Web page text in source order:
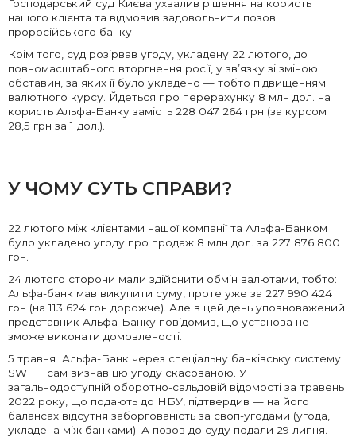
Господарський суд Києва ухвалив рішення на користь
нашого клієнта та відмовив задовольнити позов
проросійського банку.
Крім того, суд розірвав угоду, укладену 22 лютого, до
повномасштабного вторгнення росії, у зв’язку зі зміною
обставин, за яких її було укладено — тобто підвищенням
валютного курсу. Йдеться про перерахунку 8 млн дол. на
користь Альфа-Банку замість 228 047 264 грн (за курсом
28,5 грн за 1 дол.).
У ЧОМУ СУТЬ СПРАВИ?
22 лютого між клієнтами нашої компанії та Альфа-Банком
було укладено угоду про продаж 8 млн дол. за 227 876 800
грн.
24 лютого сторони мали здійснити обмін валютами, тобто:
Альфа-банк мав викупити суму, проте уже за 227 990 424
грн (на 113 624 грн дорожче). Але в цей день уповноважений
представник Альфа-Банку повідомив, що установа не
зможе виконати домовленості.
5 травня Альфа-Банк через спеціальну банківську систему
SWIFT сам визнав цю угоду скасованою. У
загальнодоступній оборотно-сальдовій відомості за травень
2022 року, що подають до НБУ, підтвердив — на його
балансах відсутня заборгованість за своп-угодами (угода,
укладена між банками). А позов до суду подали 29 липня.